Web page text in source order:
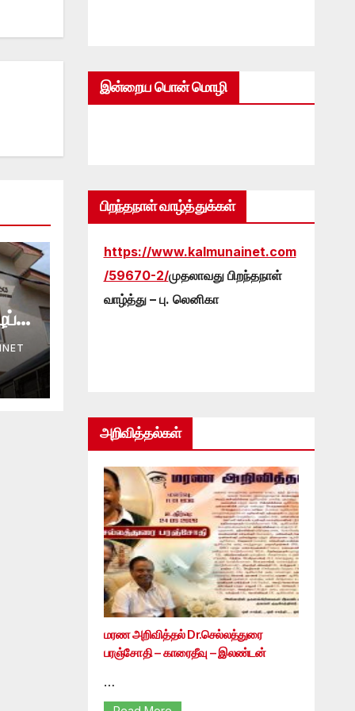
இன்றைய பொன் மொழி
பிறந்தநாள் வாழ்த்துக்கள்
https://www.kalmunainet.com
/59670-2/முதலாவது பிறந்தநாள்
வாழ்த்து – பு. லெனிகா
அறிவித்தல்கள்
மரண அறிவித்தல் Dr.செல்லத்துரை
பரஞ்சோதி – காரைதீவு – இலண்டன்
…